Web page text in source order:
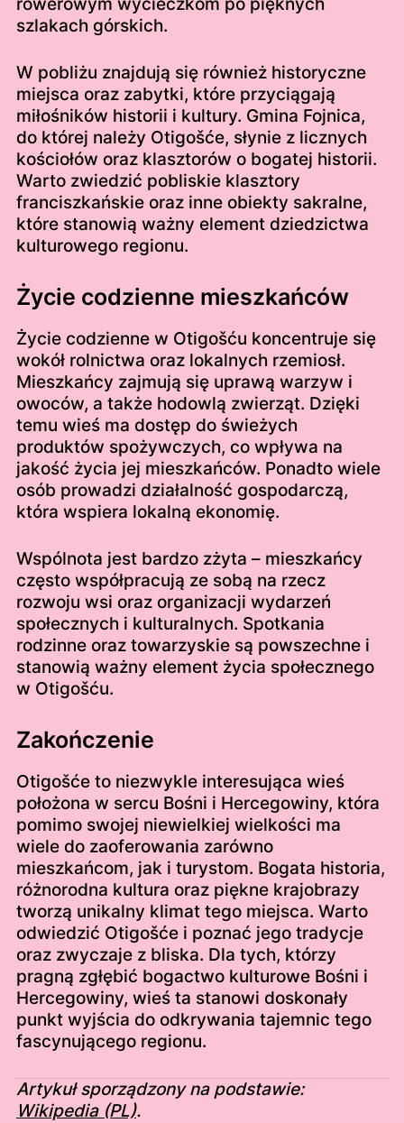
szlakach górskich.
W pobliżu znajdują się również historyczne
miejsca oraz zabytki, które przyciągają
miłośników historii i kultury. Gmina Fojnica,
do której należy Otigošće, słynie z licznych
kościołów oraz klasztorów o bogatej historii.
Warto zwiedzić pobliskie klasztory
franciszkańskie oraz inne obiekty sakralne,
które stanowią ważny element dziedzictwa
kulturowego regionu.
Życie codzienne mieszkańców
Życie codzienne w Otigošću koncentruje się
wokół rolnictwa oraz lokalnych rzemiosł.
Mieszkańcy zajmują się uprawą warzyw i
owoców, a także hodowlą zwierząt. Dzięki
temu wieś ma dostęp do świeżych
produktów spożywczych, co wpływa na
jakość życia jej mieszkańców. Ponadto wiele
osób prowadzi działalność gospodarczą,
która wspiera lokalną ekonomię.
Wspólnota jest bardzo zżyta – mieszkańcy
często współpracują ze sobą na rzecz
rozwoju wsi oraz organizacji wydarzeń
społecznych i kulturalnych. Spotkania
rodzinne oraz towarzyskie są powszechne i
stanowią ważny element życia społecznego
w Otigošću.
Zakończenie
Otigošće to niezwykle interesująca wieś
położona w sercu Bośni i Hercegowiny, która
pomimo swojej niewielkiej wielkości ma
wiele do zaoferowania zarówno
mieszkańcom, jak i turystom. Bogata historia,
różnorodna kultura oraz piękne krajobrazy
tworzą unikalny klimat tego miejsca. Warto
odwiedzić Otigošće i poznać jego tradycje
oraz zwyczaje z bliska. Dla tych, którzy
pragną zgłębić bogactwo kulturowe Bośni i
Hercegowiny, wieś ta stanowi doskonały
punkt wyjścia do odkrywania tajemnic tego
fascynującego regionu.
Artykuł sporządzony na podstawie:
Wikipedia (PL).